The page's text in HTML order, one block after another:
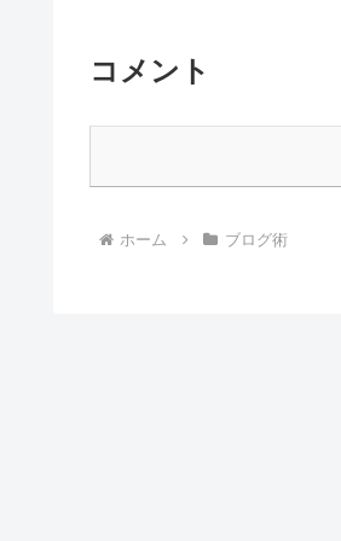
コメント
ホーム ブログ術